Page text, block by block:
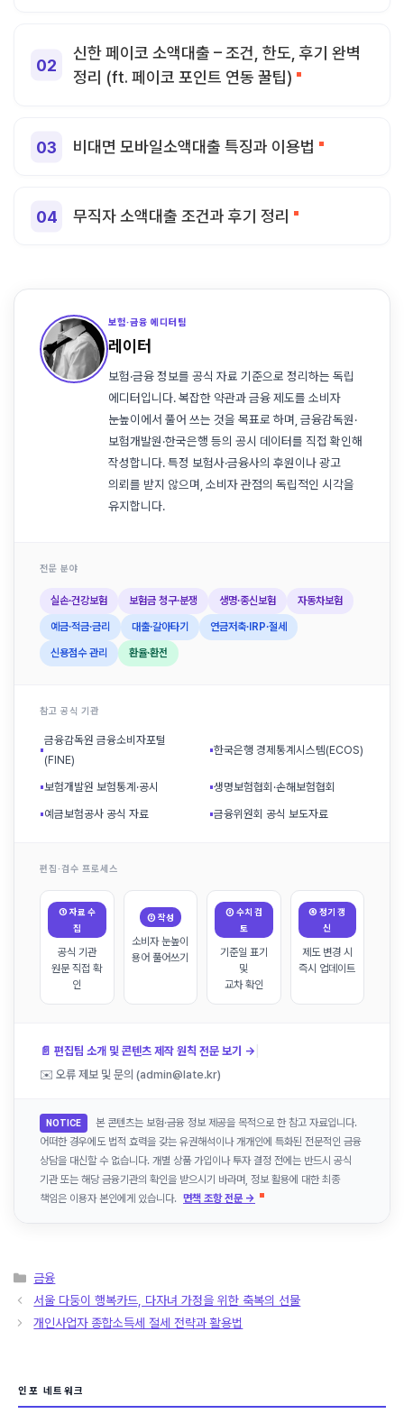
신한 페이코 소액대출 – 조건, 한도, 후기 완벽
정리 (ft. 페이코 포인트 연동 꿀팁)
비대면 모바일소액대출 특징과 이용법
무직자 소액대출 조건과 후기 정리
보험·금융 에디터팀
레이터
보험·금융 정보를 공식 자료 기준으로 정리하는 독립
에디터입니다. 복잡한 약관과 금융 제도를 소비자
눈높이에서 풀어 쓰는 것을 목표로 하며, 금융감독원·
보험개발원·한국은행 등의 공시 데이터를 직접 확인해
작성합니다. 특정 보험사·금융사의 후원이나 광고
의뢰를 받지 않으며, 소비자 관점의 독립적인 시각을
유지합니다.
전문 분야
실손·건강보험 보험금 청구·분쟁 생명·종신보험 자동차보험
예금·적금·금리 대출·갈아타기 연금저축·IRP·절세
신용점수 관리 환율·환전
참고 공식 기관
▪
금융감독원 금융소비자포털
(FINE)
▪한국은행 경제통계시스템(ECOS)
▪보험개발원 보험통계·공시 ▪생명보험협회·손해보험협회
▪예금보험공사 공식 자료 ▪금융위원회 공식 보도자료
편집·검수 프로세스
① 자료 수
집
공식 기관
원문 직접 확
인
② 작성
소비자 눈높이
용어 풀어쓰기
③ 수치 검
토
기준일 표기
및
교차 확인
④ 정기 갱
신
제도 변경 시
즉시 업데이트
📄 편집팀 소개 및 콘텐츠 제작 원칙 전문 보기 →
✉️ 오류 제보 및 문의 (admin@late.kr)
NOTICE
본 콘텐츠는 보험·금융 정보 제공을 목적으로 한 참고 자료입니다.
어떠한 경우에도 법적 효력을 갖는 유권해석이나 개개인에 특화된 전문적인 금융
상담을 대신할 수 없습니다. 개별 상품 가입이나 투자 결정 전에는 반드시 공식
기관 또는 해당 금융기관의 확인을 받으시기 바라며, 정보 활용에 대한 최종
책임은 이용자 본인에게 있습니다. 면책 조항 전문 →
카
테
리
금융
서울 다둥이 행복카드, 다자녀 가정을 위한 축복의 선물
개인사업자 종합소득세 절세 전략과 활용법
인포 네트워크